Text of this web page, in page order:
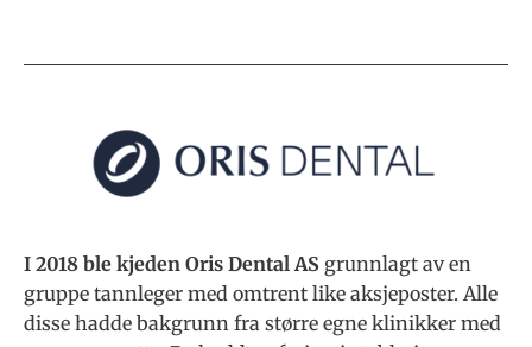
I 2018 ble kjeden Oris Dental AS grunnlagt av en
gruppe tannleger med omtrent like aksjeposter. Alle
disse hadde bakgrunn fra større egne klinikker med